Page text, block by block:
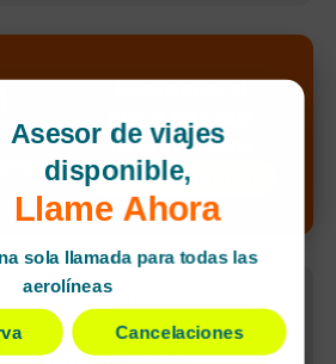
precio más bajo
de tu búsqueda
¡Llamar ahora!
Recientes
Asesor de viajes
disponible,
Llame Ahora
sola llamada para todas las
aerolíneas
Cancelaciones